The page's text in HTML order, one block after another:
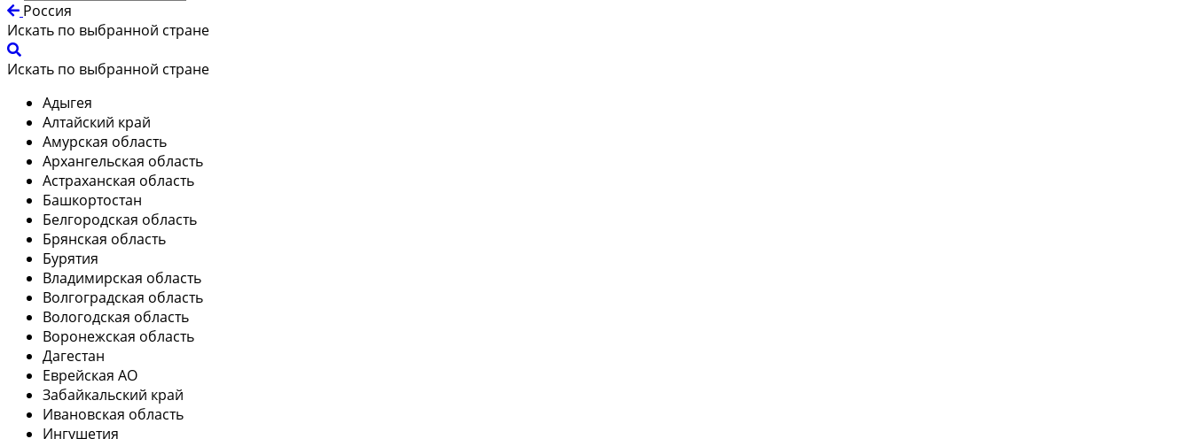
Россия
Искать по выбранной стране
Искать по выбранной стране
Адыгея
Алтайский край
Амурская область
Архангельская область
Астраханская область
Башкортостан
Белгородская область
Брянская область
Бурятия
Владимирская область
Волгоградская область
Вологодская область
Воронежская область
Дагестан
Еврейская АО
Забайкальский край
Ивановская область
Ингушетия